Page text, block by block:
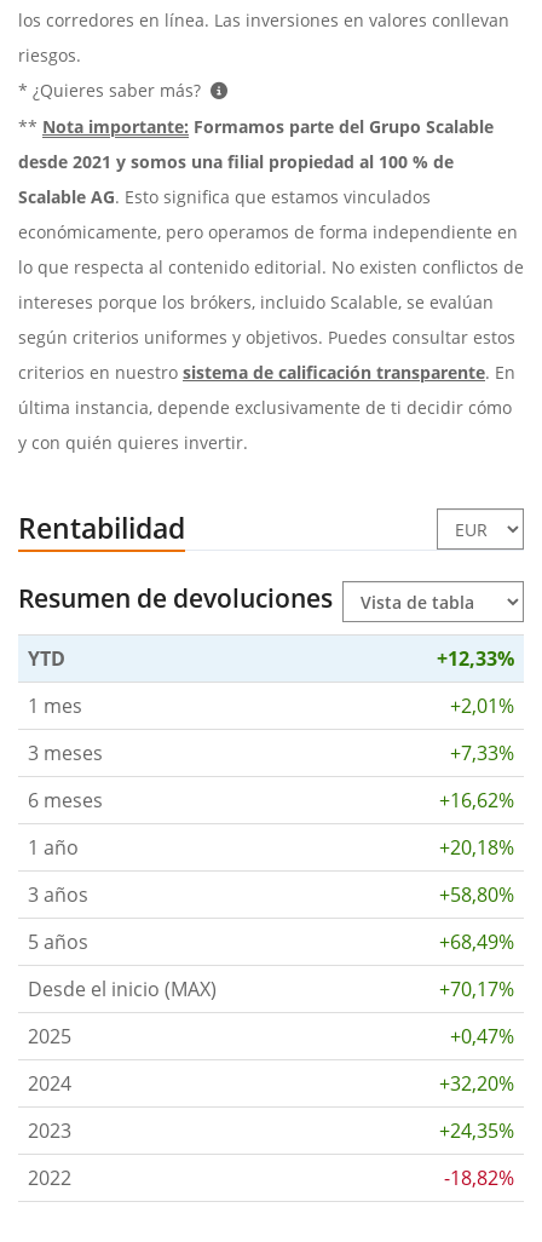
los corredores en línea. Las inversiones en valores conllevan
riesgos.
* ¿Quieres saber más?
** Nota importante: Formamos parte del Grupo Scalable
desde 2021 y somos una filial propiedad al 100 % de
Scalable AG. Esto significa que estamos vinculados
económicamente, pero operamos de forma independiente en
lo que respecta al contenido editorial. No existen conflictos de
intereses porque los brókers, incluido Scalable, se evalúan
según criterios uniformes y objetivos. Puedes consultar estos
criterios en nuestro sistema de calificación transparente. En
última instancia, depende exclusivamente de ti decidir cómo
y con quién quieres invertir.
Rentabilidad
Resumen de devoluciones
YTD
+12,33%
1 mes
+2,01%
3 meses
+7,33%
6 meses
+16,62%
1 año
+20,18%
3 años
+58,80%
5 años
+68,49%
Desde el inicio (MAX)
+70,17%
2025
+0,47%
2024
+32,20%
2023
+24,35%
2022
-18,82%